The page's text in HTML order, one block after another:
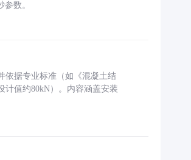
数。
依据专业标准（如《混凝土结
计值约80kN）。内容涵盖安装